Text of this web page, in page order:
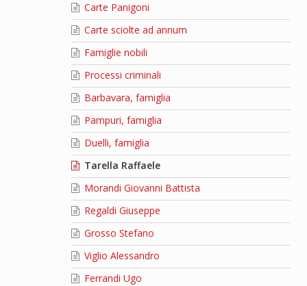
Carte Panigoni
Carte sciolte ad annum
Famiglie nobili
Processi criminali
Barbavara, famiglia
Pampuri, famiglia
Duelli, famiglia
Tarella Raffaele
Morandi Giovanni Battista
Regaldi Giuseppe
Grosso Stefano
Viglio Alessandro
Ferrandi Ugo